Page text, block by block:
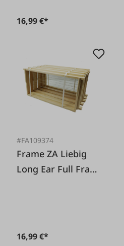
16,99 €*
#FA109374
Frame ZA Liebig
Long Ear Full Frame
16,99 €*